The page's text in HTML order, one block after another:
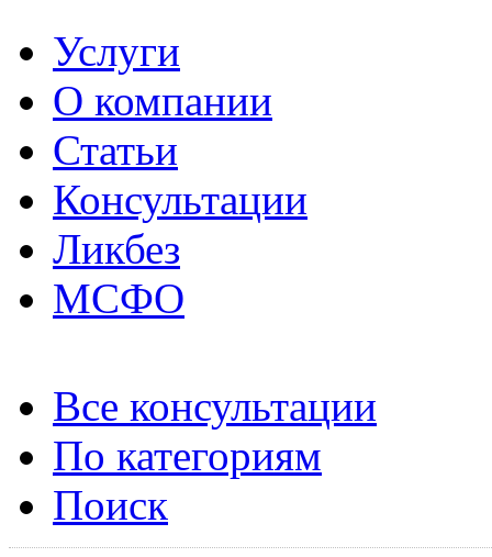
Услуги
О компании
Статьи
Консультации
Ликбез
МСФО
Все консультации
По категориям
Поиск